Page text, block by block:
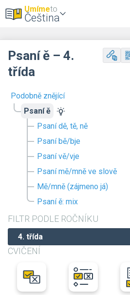
Umímeto
Čeština
Podobně znějící
Psaní ě
Psaní dě, tě, ně
Psaní bě/bje
Psaní vě/vje
Psaní mě/mně ve slově
Mě/mně (zájmeno já)
Psaní ě: mix
FILTR PODLE ROČNÍKU
CVIČENÍ
Psaní ě – 4.
třída